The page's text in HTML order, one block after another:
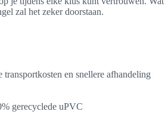
zal het zeker doorstaan.
en snellere afhandeling
gerecyclede uPVC